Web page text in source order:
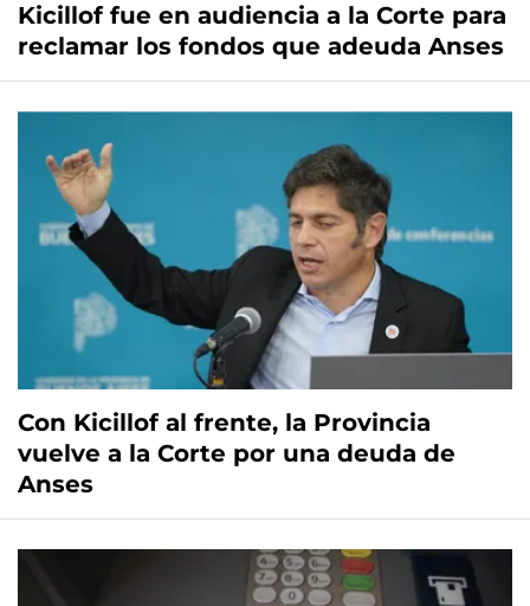
Kicillof fue en audiencia a la Corte para
reclamar los fondos que adeuda Anses
Con Kicillof al frente, la Provincia
vuelve a la Corte por una deuda de
Anses